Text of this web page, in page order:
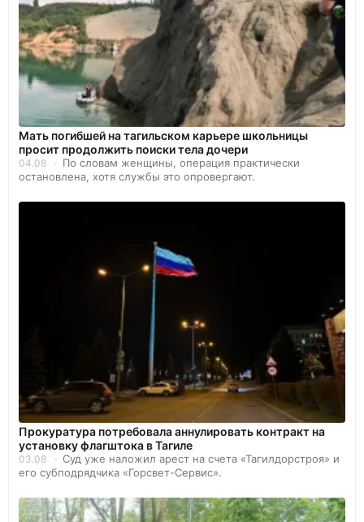
Мать погибшей на тагильском карьере школьницы
просит продолжить поиски тела дочери
04.08
По словам женщины, операция практически
остановлена, хотя службы это опровергают.
Прокуратура потребовала аннулировать контракт на
установку флагштока в Тагиле
03.08
Суд уже наложил арест на счета «Тагилдорстроя» и
его субподрядчика «Горсвет-Сервис».